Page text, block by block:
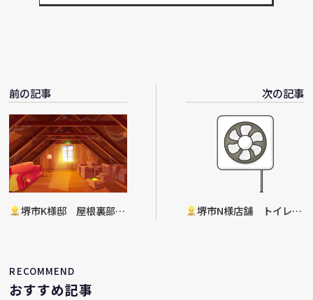
前の記事
堺市K様邸 屋根裏部屋
次の記事
堺市N様店舗 トイレ換
RECOMMEND
おすすめ記事